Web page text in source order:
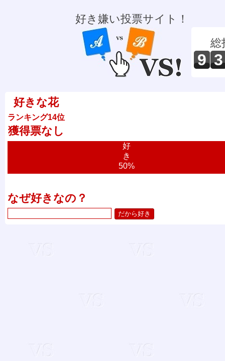
好き嫌い投票サイト！
総
9 3
好きな花
ランキング14位
獲得票なし
好
き
50%
なぜ好きなの？